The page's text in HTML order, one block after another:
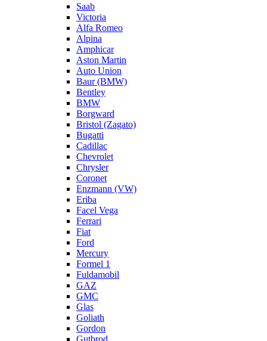
Saab
Victoria
Alfa Romeo
Alpina
Amphicar
Aston Martin
Auto Union
Baur (BMW)
Bentley
BMW
Borgward
Bristol (Zagato)
Bugatti
Cadillac
Chevrolet
Chrysler
Coronet
Enzmann (VW)
Eriba
Facel Vega
Ferrari
Fiat
Ford
Mercury
Formel 1
Fuldamobil
GAZ
GMC
Glas
Goliath
Gordon
Gutbrod